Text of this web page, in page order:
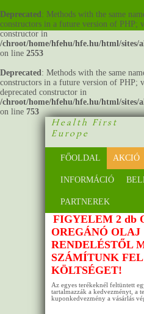
Deprecated: Methods with the same
constructors in a future version of PHP;
constructor in
/chroot/home/hfehu/hfe.hu/html/sites/
on line 2553
Deprecated: Methods with the same
constructors in a future version of PHP;
deprecated constructor in
/chroot/home/hfehu/hfe.hu/html/sites/
on line 753
Health First
Europe
FŐOLDAL AKCIÓ
INFORMÁCIÓ
PARTNEREK
FIGYELEM 2 db
OREGÁNÓ OLAJ
RENDELÉSTŐL
SZÁMÍTUNK
KÖLTSÉGET!
Az egyes terékeknél feltüntett
tartalmazzák a kedvezményt, a
kuponkedvezmény a vásárlás